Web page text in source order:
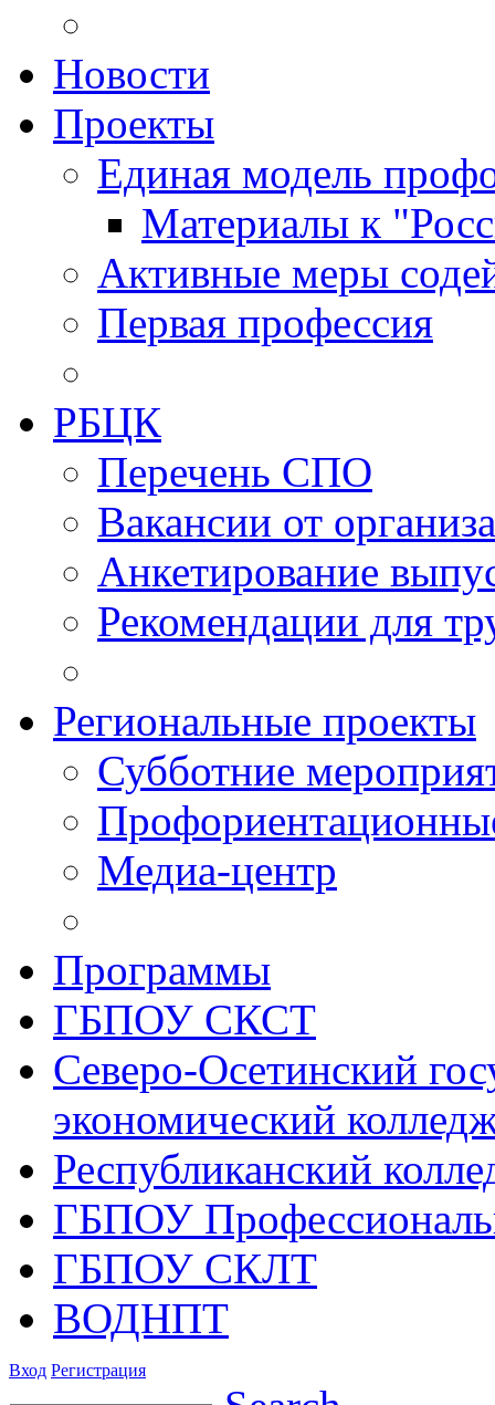
Новости
Проекты
Единая модель
Материалы к
Активные меры
Первая профессия
РБЦК
Перечень СПО
Вакансии от
Анкетирование
Рекомендации для
Региональные проекты
Субботние
Медиа-центр
Программы
ГБПОУ СКСТ
Северо-Осетинский
экономический
Республиканский
ГБПОУ
ГБПОУ СКЛТ
ВОДНПТ
Вход Регистрация